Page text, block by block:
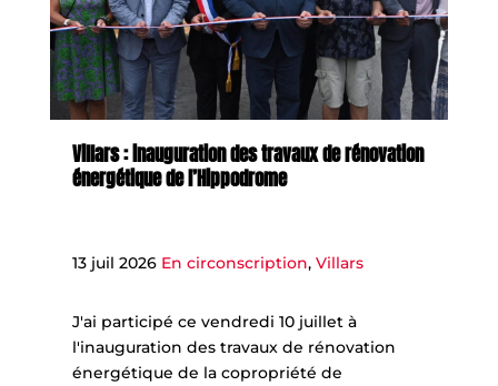
Villars : inauguration des travaux de rénovation
énergétique de l’Hippodrome
13 juil 2026 En circonscription, Villars
J'ai participé ce vendredi 10 juillet à
l'inauguration des travaux de rénovation
énergétique de la copropriété de